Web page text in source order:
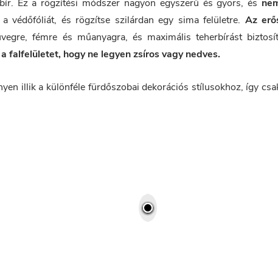
Ez a rögzítési módszer nagyon egyszerű és gyors, és
védőfóliát, és rögzítse szilárdan egy sima felületre. Az
fémre és műanyagra, és maximális teherbírást
falfelületet, hogy ne legyen zsíros vagy nedves.
illik a különféle fürdőszobai dekorációs stílusokhoz, így